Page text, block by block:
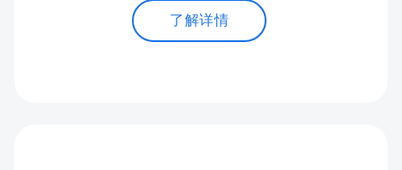
了解详情